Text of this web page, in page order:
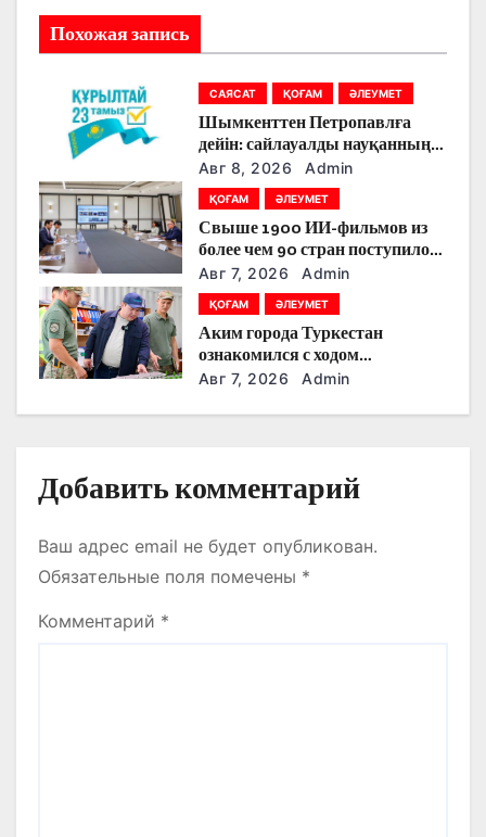
и
я
з
а
п
и
с
я
Похожая запись
САЯСАТ ҚОҒАМ ӘЛЕУМЕТ
Шымкенттен Петропавлға
дейін: сайлауалды науқанның
кезекті күнінде партияларды
қандай тақырыптар
тоғыстырды
Авг 8, 2026 Admin
ҚОҒАМ ӘЛЕУМЕТ
Свыше 1900 ИИ-фильмов из
более чем 90 стран поступило
на Astana AI Film Festival
Авг 7, 2026 Admin
ҚОҒАМ ӘЛЕУМЕТ
Аким города Туркестан
ознакомился с ходом
строительства военного
Авг 7, 2026 Admin
Добавить комментарий
Ваш адрес email не будет опубликован.
Обязательные поля помечены *
Комментарий *